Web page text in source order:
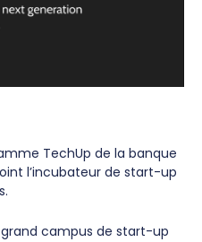
TechUp de la banque
l’incubateur de start-up
campus de start-up